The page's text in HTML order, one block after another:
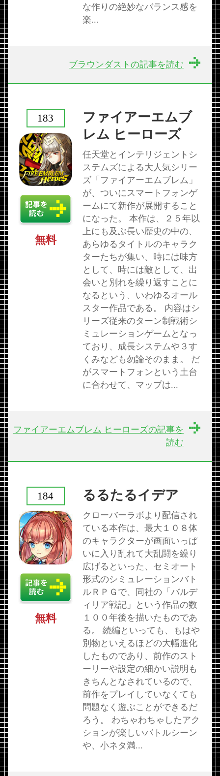
な作りの絶妙なバランス感を
楽...
ブラウンダストの記事を読む
ファイアーエムブ
レム ヒーローズ
任天堂とインテリジェントシ
ステムズによる大人気シリー
ズ「ファイアーエムブレム」
が、ついにスマートフォンゲ
ームにて新作が展開すること
になった。 本作は、２５年以
上にも及ぶ長い歴史の中の、
あらゆるタイトルのキャラク
ターたちが集い、時には味方
として、時には敵として、出
会いと別れを繰り返すことに
なるという、いわゆるオール
スター作品である。 内容はシ
リーズ従来のターン制戦術シ
ミュレーションゲームとなっ
ており、成長システムや３す
くみなども勿論そのまま。 だ
がスマートフォンという土台
に合わせて、マップは...
183
無料
ファイアーエムブレム ヒーローズの記事を
読む
るるたるイデア
クローバーラボより配信され
ている本作は、最大１０８体
のキャラクターが画面いっぱ
いに入り乱れて大乱闘を繰り
広げるといった、セミオート
形式のシミュレーションバト
ルＲＰＧで、同社の「バルデ
ィリア戦記」という作品の数
１００年後を描いたものであ
る。 続編といっても、もはや
別物といえるほどの大幅進化
したものであり、前作のスト
ーリーや設定の細かい説明も
きちんとなされているので、
前作をプレイしていなくても
問題なく遊ぶことができるだ
ろう。 わちゃわちゃしたアク
ションが楽しいバトルシーン
や、小ネタ満...
184
無料